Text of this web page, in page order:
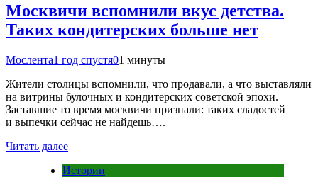
Москвичи вспомнили вкус детства.
Таких кондитерских больше нет
Мослента1 год спустя01 минуты
Жители столицы вспомнили, что продавали, а что выставляли
на витрины булочных и кондитерских советской эпохи.
Заставшие то время москвичи признали: таких сладостей
и выпечки сейчас не найдешь….
Читать далее
Истории